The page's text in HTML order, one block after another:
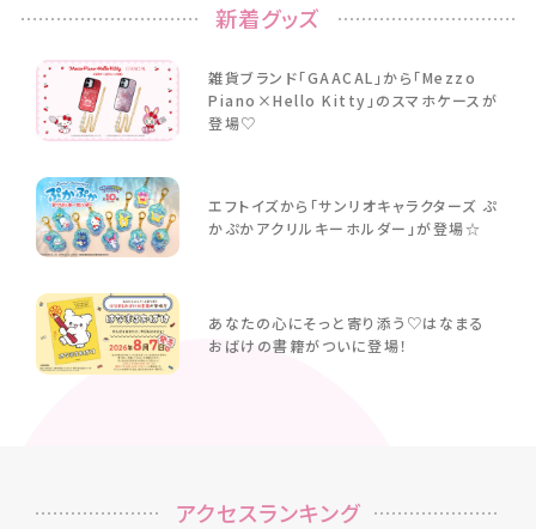
新着グッズ
雑貨ブランド「GAACAL」から「Mezzo
Piano×Hello Kitty」のスマホケースが
登場♡
エフトイズから「サンリオキャラクターズ ぷ
かぷかアクリルキーホルダー」が登場☆
あなたの心にそっと寄り添う♡はなまる
おばけの書籍がついに登場！
アクセスランキング